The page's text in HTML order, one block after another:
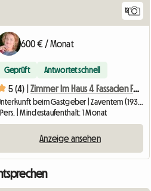
12
600 € / Monat
Geprüft Antwortet schnell
5 (4) | Zimmer Im Haus 4 Fassaden Freundlich 11m2
Unterkunft beim Gastgeber | Zaventem (1932) | 25 M2
Pers. | Mindestaufenthalt: 1 Monat
Anzeige ansehen